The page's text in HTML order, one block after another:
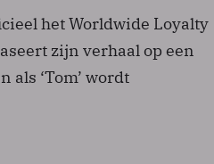
het Worldwide Loyalty
zijn verhaal op een
‘Tom’ wordt